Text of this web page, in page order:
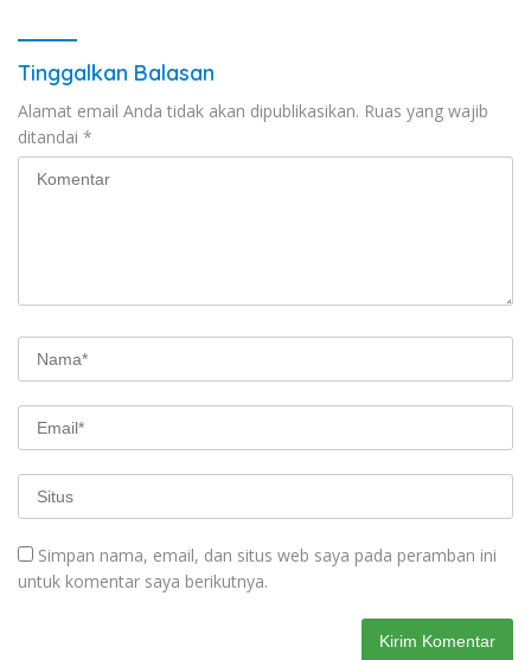
Tinggalkan Balasan
Alamat email Anda tidak akan dipublikasikan. Ruas yang wajib
ditandai *
Simpan nama, email, dan situs web saya pada peramban ini
untuk komentar saya berikutnya.